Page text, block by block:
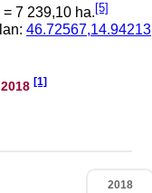
= 7 239,10 ha. [5]
46.72567,14.94213
[1]
2018